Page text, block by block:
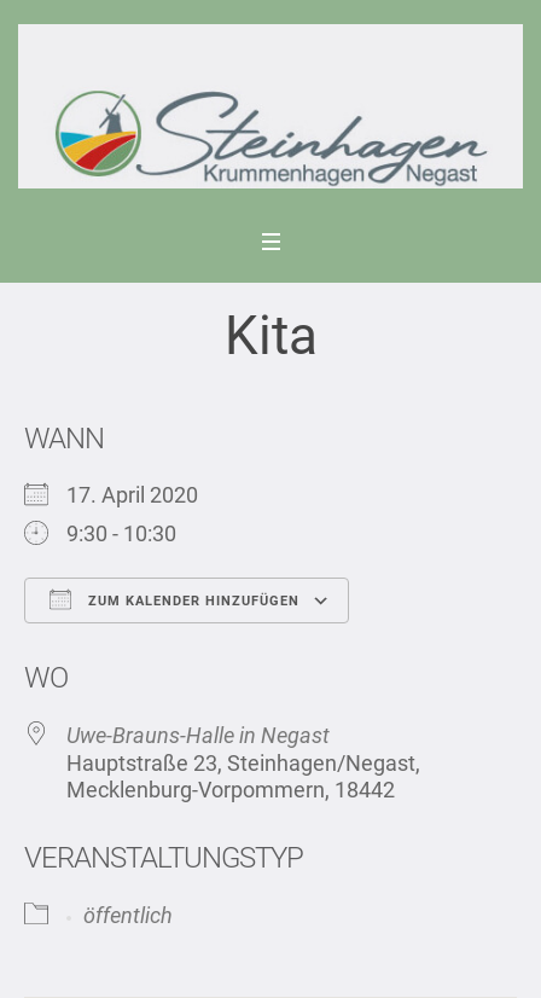
Kita
WANN
17. April 2020
9:30 - 10:30
ZUM KALENDER HINZUFÜGEN
WO
Uwe-Brauns-Halle in Negast
Hauptstraße 23, Steinhagen/Negast,
Mecklenburg-Vorpommern, 18442
VERANSTALTUNGSTYP
öffentlich